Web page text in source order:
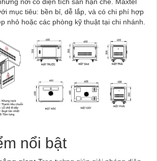
nơi có diện tích sàn hạn chế. Maxtel
mục tiêu: bền bỉ, dễ lắp, và có chi phí hợp
nhỏ hoặc các phòng kỹ thuật tại chi nhánh.
nổi bật